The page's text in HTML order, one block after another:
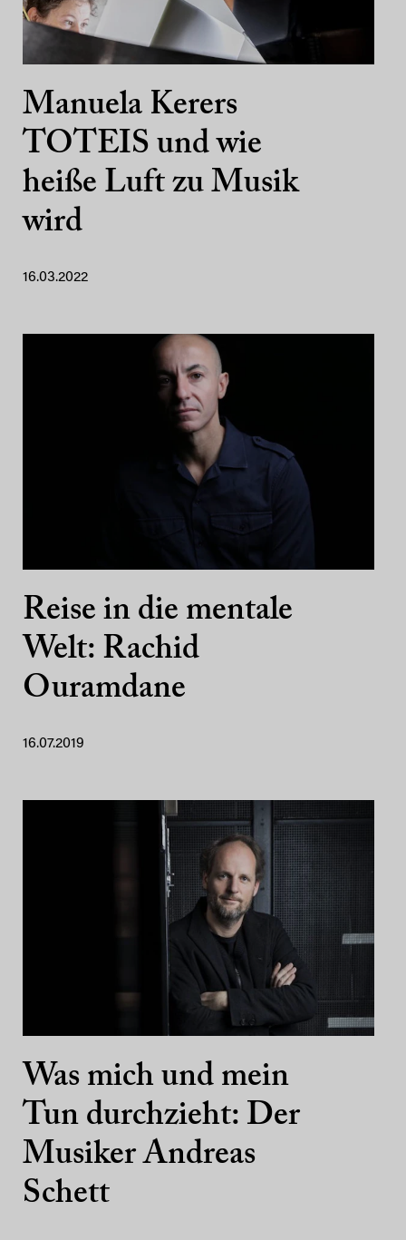
Manuela Kerers
TOTEIS und wie
heiße Luft zu Musik
wird
16.03.2022
Reise in die mentale
Welt: Rachid
Ouramdane
16.07.2019
Was mich und mein
Tun durchzieht: Der
Musiker Andreas
Schett